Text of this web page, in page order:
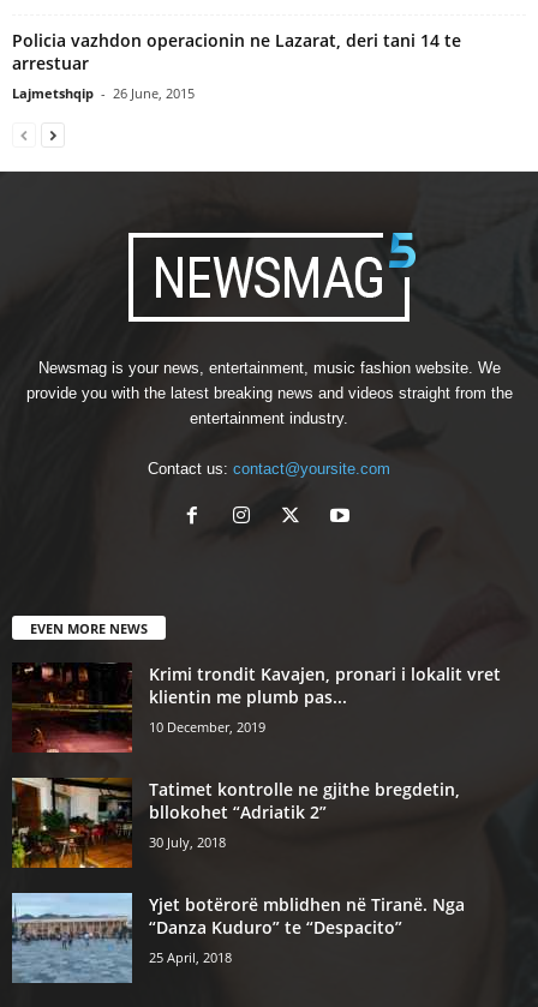
Policia vazhdon operacionin ne Lazarat, deri tani 14 te
arrestuar
Lajmetshqip - 26 June, 2015
Newsmag is your news, entertainment, music fashion website. We
provide you with the latest breaking news and videos straight from the
entertainment industry.
Contact us: contact@yoursite.com
EVEN MORE NEWS
Krimi trondit Kavajen, pronari i lokalit vret
klientin me plumb pas...
10 December, 2019
Tatimet kontrolle ne gjithe bregdetin,
bllokohet “Adriatik 2”
30 July, 2018
Yjet botërorë mblidhen në Tiranë. Nga
“Danza Kuduro” te “Despacito”
25 April, 2018